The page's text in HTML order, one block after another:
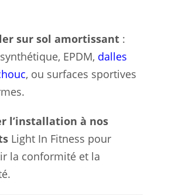
sur sol amortissant :
EPDM, dalles
, ou surfaces sportives
l’installation à nos
Light In Fitness pour
la conformité et la